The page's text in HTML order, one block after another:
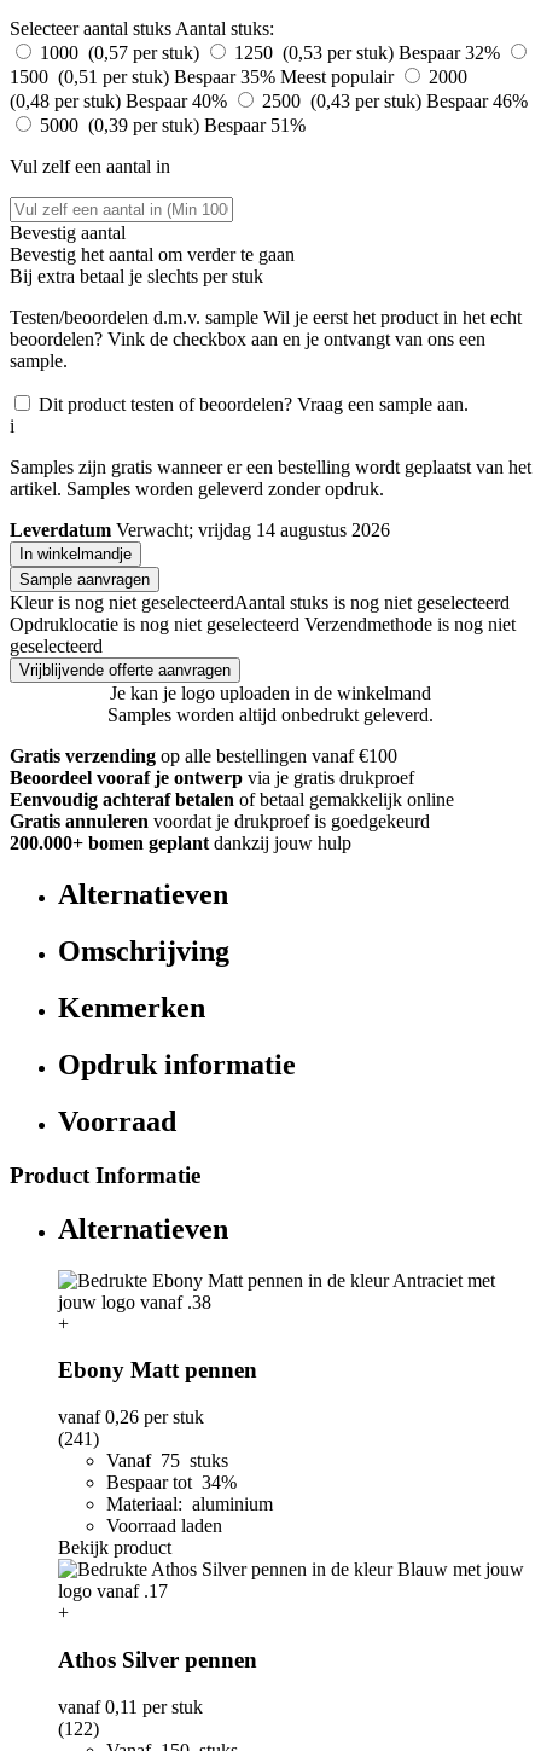
Selecteer aantal stuksAantal stuks:
1000 (0,57 per stuk)
1250 (0,53 per stuk) Bespaar 32%
1500 (0,51 per stuk) Bespaar 35% Meest populair
2000
(0,48 per stuk) Bespaar 40% 2500 (0,43 per stuk) Bespaar 46%
5000 (0,39 per stuk) Bespaar 51%
Vul zelf een aantal in
Bevestig aantal
Bevestig het aantal om verder te gaan
Bij extra betaal je slechts per stuk
Testen/beoordelen d.m.v. sample Wil je eerst het product in het echt
beoordelen? Vink de checkbox aan en je ontvangt van ons een
sample.
Dit product testen of beoordelen? Vraag een sample aan.
i
Samples zijn gratis wanneer er een bestelling wordt geplaatst van het
artikel. Samples worden geleverd zonder opdruk.
Leverdatum Verwacht; vrijdag 14 augustus 2026
In winkelmandje
Sample aanvragen
Kleur is nog niet geselecteerdAantal stuks is nog niet geselecteerd
Opdruklocatie is nog niet geselecteerd Verzendmethode is nog niet
geselecteerd
Vrijblijvende offerte aanvragen
Je kan je logo uploaden in de winkelmand
Samples worden altijd onbedrukt geleverd.
Gratis verzending op alle bestellingen vanaf €100
Beoordeel vooraf je ontwerp via je gratis drukproef
Eenvoudig achteraf betalen of betaal gemakkelijk online
Gratis annuleren voordat je drukproef is goedgekeurd
200.000+ bomen geplant dankzij jouw hulp
Alternatieven
Omschrijving
Kenmerken
Opdruk informatie
Voorraad
Product Informatie
Alternatieven
+
Ebony Matt pennen
vanaf0,26 per stuk
(241)
Vanaf 75 stuks
Bespaar tot 34%
Materiaal: aluminium
Voorraad laden
Bekijk product
+
Athos Silver pennen
vanaf0,11 per stuk
(122)